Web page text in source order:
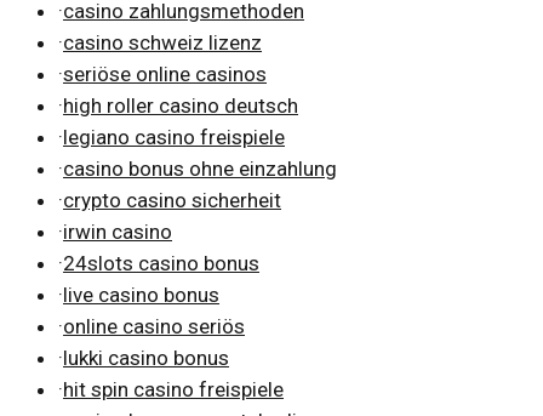
·casino zahlungsmethoden
·casino schweiz lizenz
·seriöse online casinos
·high roller casino deutsch
·legiano casino freispiele
·casino bonus ohne einzahlung
·crypto casino sicherheit
·irwin casino
·24slots casino bonus
·live casino bonus
·online casino seriös
·lukki casino bonus
·hit spin casino freispiele